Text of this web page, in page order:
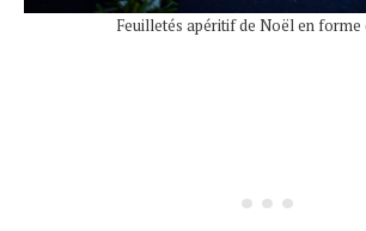
Feuilletés apéritif de Noël en forme